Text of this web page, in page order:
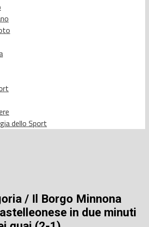
dello Sport
/ Il Borgo Minnona
in due minuti